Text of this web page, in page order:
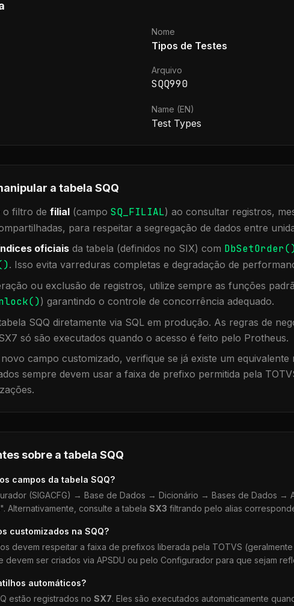
Nome
Tipos de Testes
Arquivo
SQQ990
Name (EN)
Test Types
a tabela SQQ
o filtro de filial (campo SQ_FILIAL) ao consultar registros,
para respeitar a segregação de dados entre
oficiais da tabela (definidos no SIX) com
. Isso evita varreduras completas e degradação de
ou exclusão de registros, utilize sempre as funções
) garantindo o controle de concorrência adequado.
SQQ diretamente via SQL em produção. As regras de
só são executados quando o acesso é feito pelo Protheus.
campo customizado, verifique se já existe um equivalente
sempre devem usar a faixa de prefixo permitida pela
sobre a tabela SQQ
campos da tabela SQQ?
(SIGACFG) → Base de Dados → Dicionário → Bases de Dados →
Alternativamente, consulte a tabela SX3 filtrando pelo alias
customizados na SQQ?
devem respeitar a faixa de prefixos liberada pela TOTVS
ser criados via APSDU ou pelo Configurador para que sejam
automáticos?
estão registrados no SX7. Eles são executados automaticamente